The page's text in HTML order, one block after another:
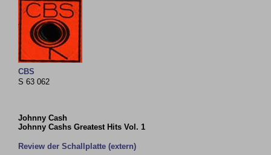
CBS
S 63 062
Johnny Cash
Johnny Cashs Greatest Hits Vol. 1
Review der Schallplatte (extern)